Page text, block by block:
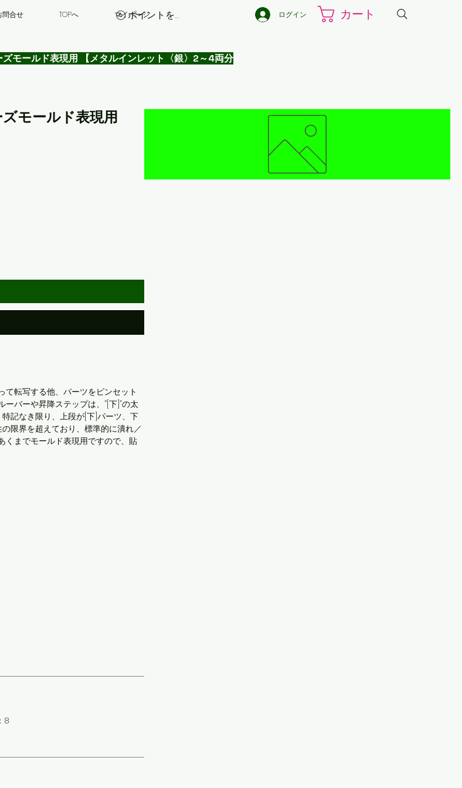
ログイン
ポイントを表示 カート
問合せ TOPへ マイページ
モールド表現用 【メタルインレット〈銀〉2～4両分
モールド表現用
て転写する他、パーツをピンセット
バーや昇降ステップは、”[下]”の太
記なき限り、上段が[下]パーツ、下
限界を超えており、標準的に潰れ／
までモールド表現用ですので、貼
8